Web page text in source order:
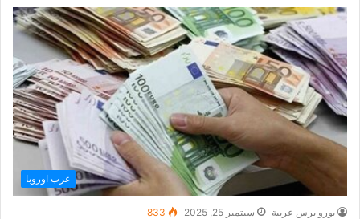
عرب اوروبا
يورو برس عربية سبتمبر 25, 2025 833